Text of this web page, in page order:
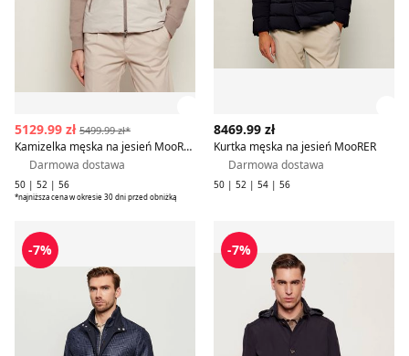
5129.99 zł 5499.99 zł*
Kamizelka męska na jesień MooRER
Darmowa dostawa
50 | 52 | 56
*najniższa cena w okresie 30 dni przed obniżką
8469.99 zł
Kurtka męska na jesień MooRER
Darmowa dostawa
50 | 52 | 54 | 56
MooRER - Kurtka męska
-7%
Płaszcz męski jesienny
-7%